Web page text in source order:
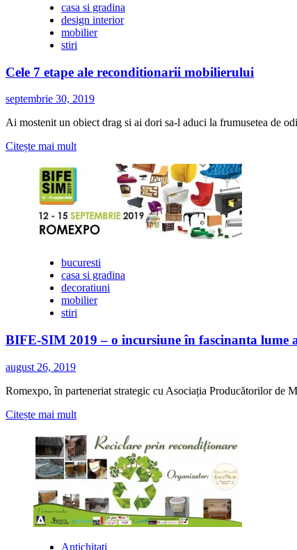
casa si gradina
design interior
mobilier
stiri
Cele 7 etape ale reconditionarii mobilierului
septembrie 30, 2019
Ai mostenit un obiect drag si ai dori sa-l aduci la frumusetea de
Citește mai multCitește
multe
etape
ale
mobilierului
bucuresti
casa si gradina
decoratiuni
mobilier
stiri
BIFE-SIM 2019 – o incursiune în fascinanta lume
august 26, 2019
Romexpo, în parteneriat strategic cu Asociația Producătorilor de
Citește mai multCitește
multe
despre
BIFE-
SIM
–
o
incursiune
Antichitati